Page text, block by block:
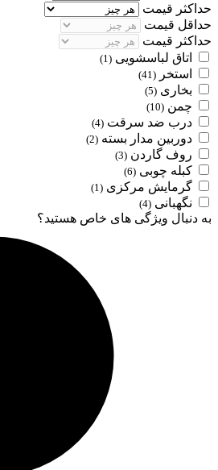
حداکثر قیمت
حداقل قیمت
حداکثر قیمت
اتاق لباسشویی (1)
استخر (41)
بخاری (5)
چمن (10)
درب ضد سرقت (4)
دوربین مدار بسته (2)
روف گاردن (3)
کبله چوبی (6)
گرمایش مرکزی (1)
نگهبانی (4)
به دنبال ویژگی های خاص هستید؟